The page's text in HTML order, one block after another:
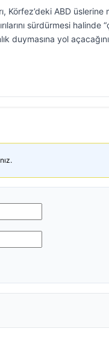
Körfez’deki ABD üslerine
sürdürmesi
duymasına yol